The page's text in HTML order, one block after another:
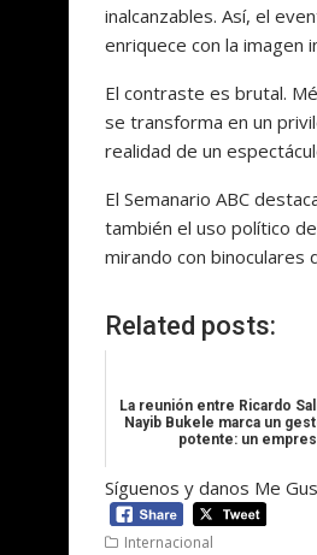
inalcanzables. Así, el
enriquece con la imagen
El contraste es brutal.
se transforma en un
realidad de un
El Semanario ABC
también el uso político
mirando con binoculares
Related posts:
La reunión entre Ricardo
Nayib Bukele marca un
potente: un
Síguenos y danos Me
Internacional